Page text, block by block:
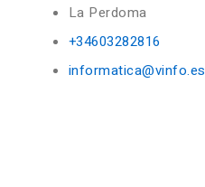
La Perdoma
+34603282816
informatica@vinfo.es